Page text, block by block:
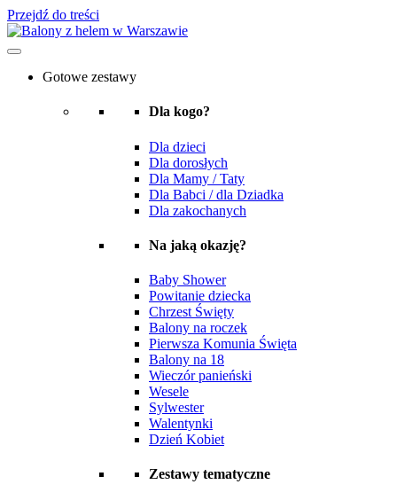
Przejdź do treści
Gotowe zestawy
Dla kogo?
Dla dzieci
Dla dorosłych
Dla Mamy / Taty
Dla Babci / dla Dziadka
Dla zakochanych
Na jaką okazję?
Baby Shower
Powitanie dziecka
Chrzest Święty
Balony na roczek
Pierwsza Komunia Święta
Balony na 18
Wieczór panieński
Wesele
Sylwester
Walentynki
Dzień Kobiet
Zestawy tematyczne